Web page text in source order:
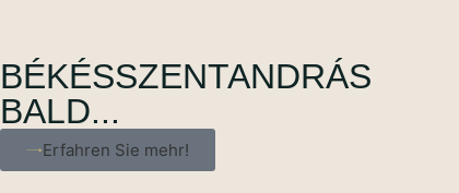
BÉKÉSSZENTANDRÁS
BALD...
Erfahren Sie mehr!